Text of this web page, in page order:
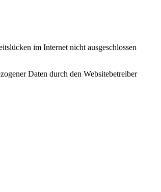
im Internet nicht ausgeschlossen
Daten durch den Websitebetreiber